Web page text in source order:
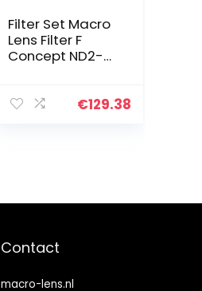
Filter Set Macro
Lens Filter F
Concept ND2-
Circulaire
€129.38
Contact
macro-lens.nl